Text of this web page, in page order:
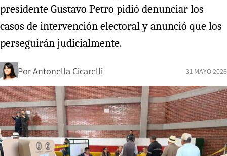
presidente Gustavo Petro pidió denunciar los
casos de intervención electoral y anunció que los
perseguirán judicialmente.
PorAntonella Cicarelli 31 MAYO 2026